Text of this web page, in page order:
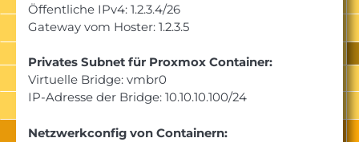
Öffentliche IPv4: 1.2.3.4/26
Gateway vom Hoster: 1.2.3.5
Privates Subnet für Proxmox Container:
Virtuelle Bridge: vmbr0
IP-Adresse der Bridge: 10.10.10.100/24
Netzwerkconfig von Containern: